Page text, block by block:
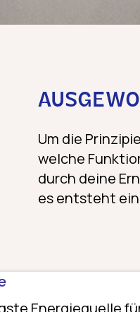
Um die
welche
durch deine
es entsteht